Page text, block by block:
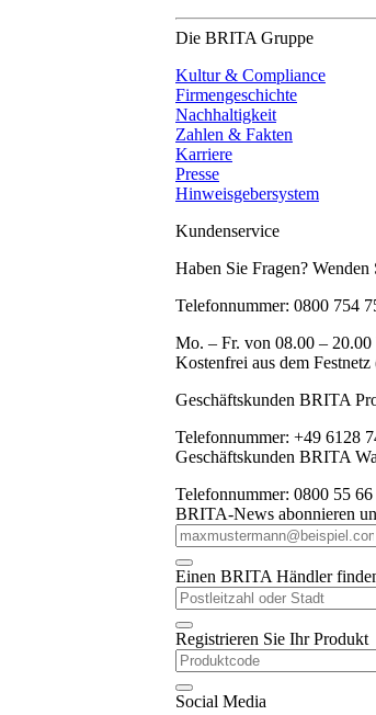
Die BRITA Gruppe
Kultur & Compliance
Firmengeschichte
Nachhaltigkeit
Zahlen & Fakten
Karriere
Presse
Hinweisgebersystem
Kundenservice
Haben Sie Fragen?
Telefonnummer: 0800 754
Mo. – Fr. von 08.00 –
Kostenfrei aus dem
Geschäftskunden BRITA
Telefonnummer: +49 6128
Geschäftskunden BRITA
Telefonnummer: 0800 55 66
BRITA-News abonnieren
Einen BRITA Händler
Registrieren Sie Ihr Produkt
Social Media